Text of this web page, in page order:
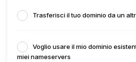
Trasferisci il tuo dominio da un
Voglio usare il mio dominio
miei nameservers